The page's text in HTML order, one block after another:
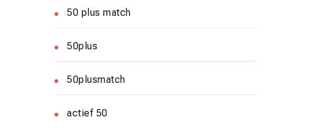
50 plus match
50plus
50plusmatch
actief 50